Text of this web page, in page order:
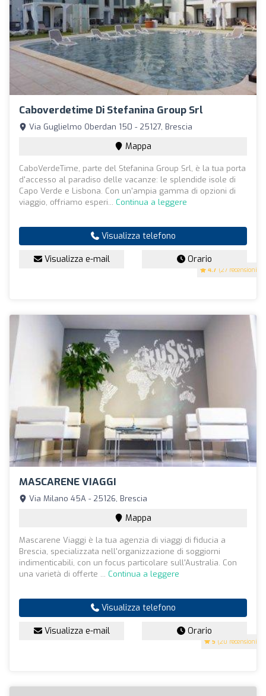
Caboverdetime Di Stefanina Group Srl
4.7 (27 recensioni)
Via Guglielmo Oberdan 150 - 25127, Brescia
Mappa
CaboVerdeTime, parte del Stefanina Group Srl, è la tua porta
d'accesso al paradiso delle vacanze: le splendide isole di
Capo Verde e Lisbona. Con un'ampia gamma di opzioni di
viaggio, offriamo esperi... Continua a leggere
Visualizza telefono
Visualizza e-mail Orario
MASCARENE VIAGGI
5 (20 recensioni)
Via Milano 45A - 25126, Brescia
Mappa
Mascarene Viaggi è la tua agenzia di viaggi di fiducia a
Brescia, specializzata nell'organizzazione di soggiorni
indimenticabili, con un focus particolare sull'Australia. Con
una varietà di offerte ... Continua a leggere
Visualizza telefono
Visualizza e-mail Orario